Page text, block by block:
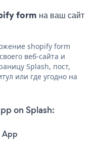
form на ваш сайт
shopify form
веб-сайта и
Splash, пост,
или где угодно на
on Splash:
App